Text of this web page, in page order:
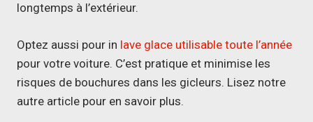
longtemps à l’extérieur.
Optez aussi pour in lave glace utilisable toute l’année
pour votre voiture. C’est pratique et minimise les
risques de bouchures dans les gicleurs. Lisez notre
autre article pour en savoir plus.